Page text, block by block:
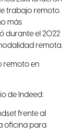
trabajo remoto.
más
durante el 2022
remota.
remoto en
de Indeed:
frente al
oficina para